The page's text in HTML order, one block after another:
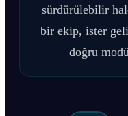
sürdürülebilir
bir ekip, ister
doğru